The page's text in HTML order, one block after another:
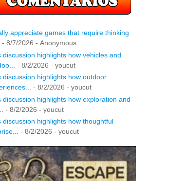
appreciate games that require thinking
- 8/7/2026 - Anonymous
discussion highlights how vehicles and
- 8/2/2026 - youcut
discussion highlights how outdoor
- 8/2/2026 - youcut
discussion highlights how exploration and
- 8/2/2026 - youcut
discussion highlights how thoughtful
- 8/2/2026 - youcut